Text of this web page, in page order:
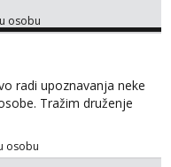
njeznosti i
me jako
muskarac preuzme
na link ispod i nadji
osobu
radi upoznavanja neke
Tražim druženje
osobu